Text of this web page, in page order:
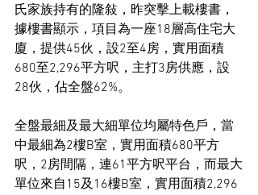
氏家族持有的隆敍，昨突擊上載樓書，
據樓書顯示，項目為一座18層高住宅大
廈，提供45伙，設2至4房，實用面積
680至2,296平方呎，主打3房供應，設
28伙，佔全盤62%。
全盤最細及最大細單位均屬特色戶，當
中最細為2樓B室，實用面積680平方
呎，2房間隔，連61平方呎平台，而最大
單位來自15及16樓B室，實用面積2,296